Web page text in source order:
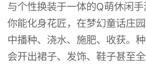
与个性换装于一体的Q萌休闲手
你能化身花匠，在梦幻童话庄
中播种、浇水、施肥、收获。
会开出裙子、发饰、鞋子甚至